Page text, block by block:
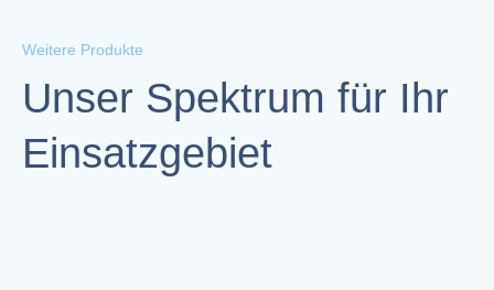
Weitere Produkte
Unser Spektrum für Ihr
Einsatzgebiet